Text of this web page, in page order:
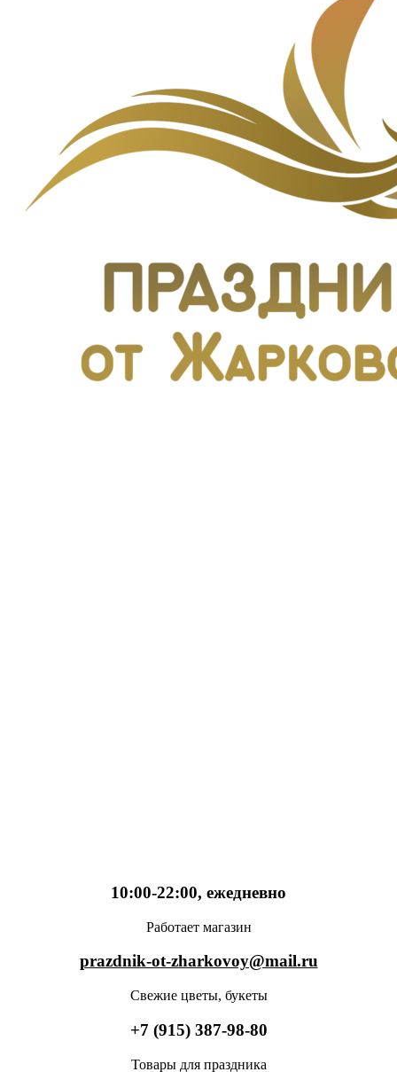
10:00-22:00, ежедневно
Работает магазин
prazdnik-ot-zharkovoy@mail.ru
Свежие цветы, букеты
+7 (915) 387-98-80
Товары для праздника